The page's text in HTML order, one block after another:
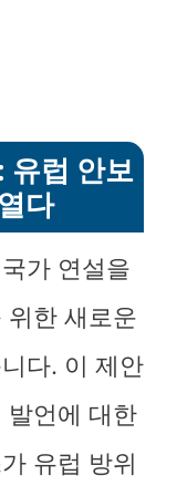
유럽 안보
다
가 연설을
위한 새로운
다. 이 제안
발언에 대한
유럽 방위